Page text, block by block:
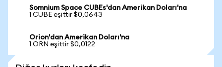
Somnium Space CUBEs'dan Amerikan Doları'na
1 CUBE eşittir $0,0643
Orion'dan Amerikan Doları'na
1 ORN eşittir $0,0122